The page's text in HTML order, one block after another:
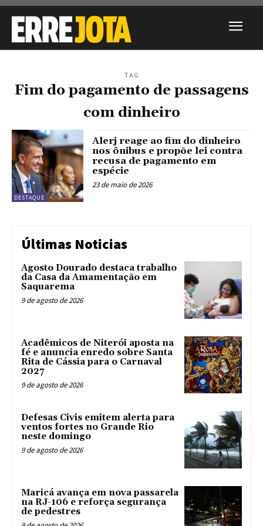
TAG
Fim do pagamento de passagens
com dinheiro
DESTAQUE
Alerj reage ao fim do dinheiro
nos ônibus e propõe lei contra
recusa de pagamento em
espécie
23 de maio de 2026
Últimas Noticias
Agosto Dourado destaca trabalho
da Casa da Amamentação em
Saquarema
9 de agosto de 2026
Acadêmicos de Niterói aposta na
fé e anuncia enredo sobre Santa
Rita de Cássia para o Carnaval
2027
9 de agosto de 2026
Defesas Civis emitem alerta para
ventos fortes no Grande Rio
neste domingo
9 de agosto de 2026
Maricá avança em nova passarela
na RJ-106 e reforça segurança
de pedestres